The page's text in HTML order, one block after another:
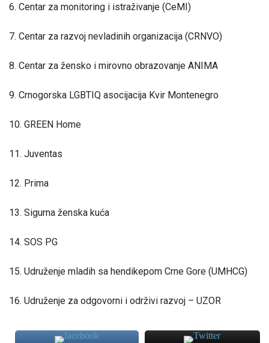
6. Centar za monitoring i istraživanje (CeMI)
7. Centar za razvoj nevladinih organizacija (CRNVO)
8. Centar za žensko i mirovno obrazovanje ANIMA
9. Crnogorska LGBTIQ asocijacija Kvir Montenegro
10. GREEN Home
11. Juventas
12. Prima
13. Sigurna ženska kuća
14. SOS PG
15. Udruženje mladih sa hendikepom Crne Gore (UMHCG)
16. Udruženje za odgovorni i održivi razvoj – UZOR